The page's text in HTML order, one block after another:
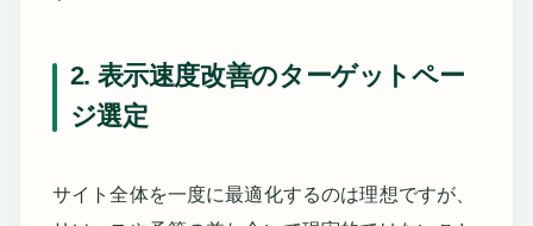
2. 表示速度改善のターゲットペー
ジ選定
サイト全体を一度に最適化するのは理想ですが、